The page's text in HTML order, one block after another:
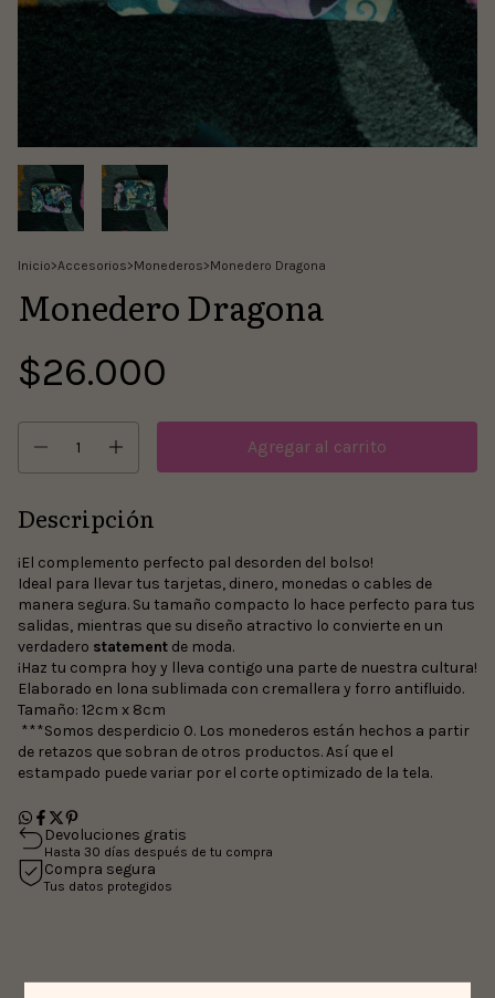
Inicio>Accesorios>Monederos>Monedero Dragona
Monedero Dragona
$26.000
Descripción
¡El complemento perfecto pal desorden del bolso!
Ideal para llevar tus tarjetas, dinero, monedas o cables de
manera segura. Su tamaño compacto lo hace perfecto para tus
salidas, mientras que su diseño atractivo lo convierte en un
verdadero statement de moda.
¡Haz tu compra hoy y lleva contigo una parte de nuestra cultura!
Elaborado en lona sublimada con cremallera y forro antifluido.
Tamaño: 12cm x 8cm
***Somos desperdicio 0. Los monederos están hechos a partir
de retazos que sobran de otros productos. Así que el
estampado puede variar por el corte optimizado de la tela.
Devoluciones gratis
Hasta 30 días después de tu compra
Compra segura
Tus datos protegidos